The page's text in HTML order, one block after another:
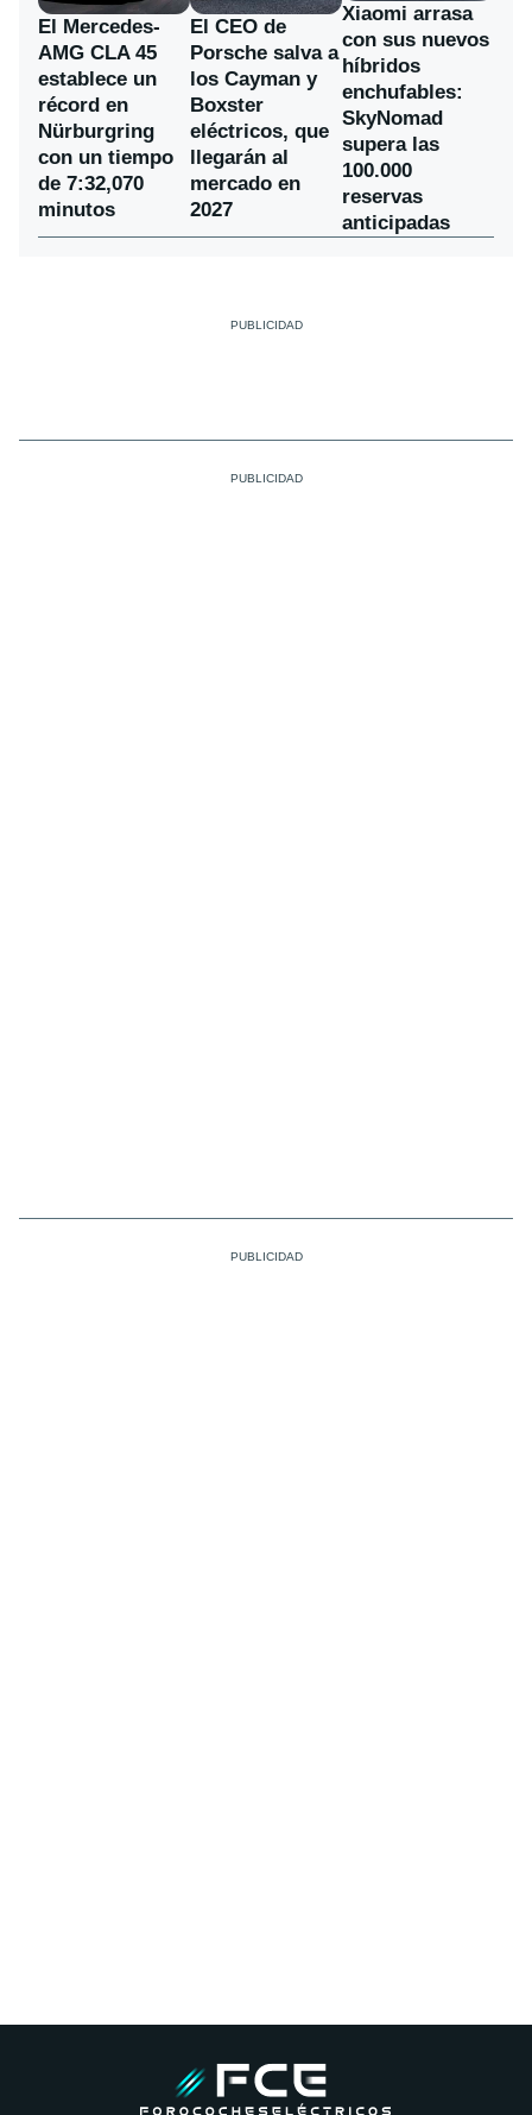
El Mercedes-
AMG CLA 45
establece un
récord en
Nürburgring
con un tiempo
de 7:32,070
minutos
El CEO de
Porsche salva a
los Cayman y
Boxster
eléctricos, que
llegarán al
mercado en
2027
Xiaomi arrasa
con sus nuevos
híbridos
enchufables:
SkyNomad
supera las
100.000
reservas
anticipadas